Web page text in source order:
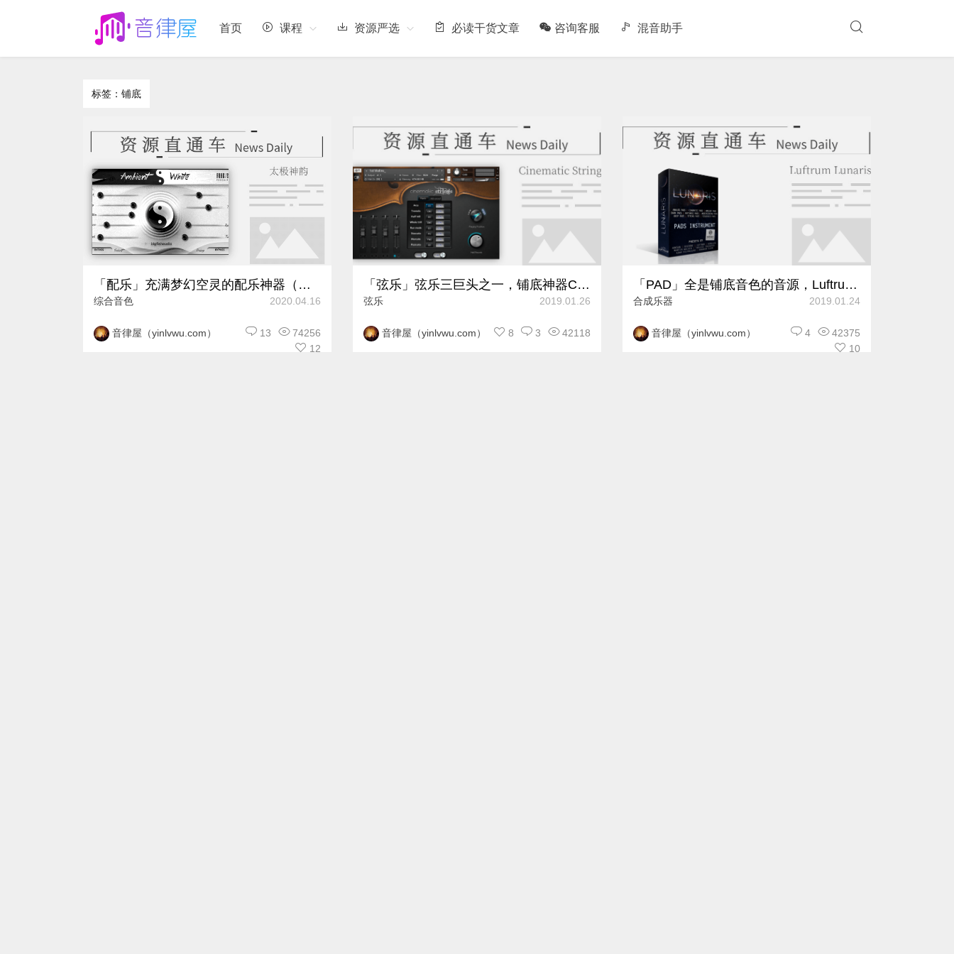
首页 课程 资源严选 必读干货文章 咨询客服 混音助手
标签：铺底
「配乐」充满梦幻空灵的配乐神器（太极神韵）
综合音色 2020.04.16
音律屋（yinlvwu.com） 74256
13
12
「弦乐」弦乐三巨头之一，铺底神器Cinematic Strings。
弦乐 2019.01.26
音律屋（yinlvwu.com） 42118
3
8
「PAD」全是铺底音色的音源，Luftrum Lunaris。
合成乐器 2019.01.24
音律屋（yinlvwu.com） 42375
4
10